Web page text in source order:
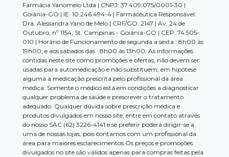
Farmácia Yanomelo Ltda | CNPJ: 37.409.075/0001-30 |
Goiânia-GO | IE: 10.246.494-4 | Farmacêutica Responsável:
Dra. Alessandra Yano de Melo | CRF/GO: 2147 | Av. 24 de
Outubro, nº 1154, St. Campinas - Goiânia-GO | CEP: 74.505-
010 | Horário de Funcionamento de segunda a sexta : 8h00 às
19h00, e aos sábados das : 8h00 ás 13h00, As informações
contidas neste site como promoções e ofertas, não devem ser
usadas para automedicação e não substituem, em hipótese
alguma a medicação prescrita pelo profissional da área
médica. Somente o médico está em condições a diagnosticar
qualquer problema de saúde e prescrever o tratamento
adequado. Qualquer dúvida sobre prescrição médica e
produtos divulgados em nosso site, entre em contato através
do nosso SAC (62) 3226-4141 e se preferir poderá dirigir-se a
uma de nossas lojas, pois contamos com um profissional da
área para maiores esclarecimentos.Os preços e promoções
divulgados no site são válidos apenas para compras feitas pela